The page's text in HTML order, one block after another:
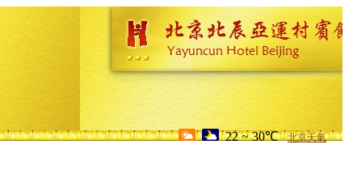
22 ~ 30℃ 北京天氣